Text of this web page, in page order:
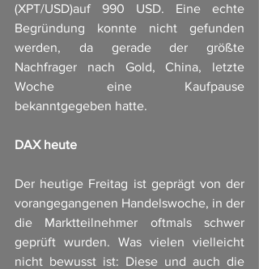
(XPT/USD)auf 990 USD. Eine echte
Begründung konnte nicht gefunden
werden, da gerade der größte
Nachfrager nach Gold, China, letzte
Woche eine Kaufpause
bekanntgegeben hatte.
DAX heute
Der heutige Freitag ist geprägt von der
vorangegangenen Handelswoche, in der
die Marktteilnehmer oftmals schwer
geprüft wurden. Was vielen vielleicht
nicht bewusst ist: Diese und auch die